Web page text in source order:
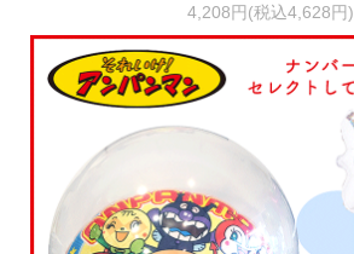
4,208円(税込4,628円)